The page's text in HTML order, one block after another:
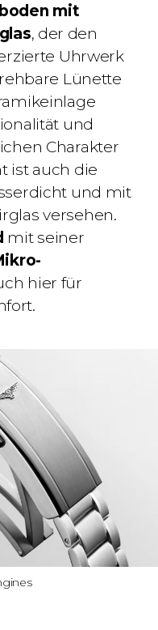
mit
, der den
Uhrwerk
Lünette
und
Charakter
ist auch die
und mit
versehen.
mit seiner
hier für